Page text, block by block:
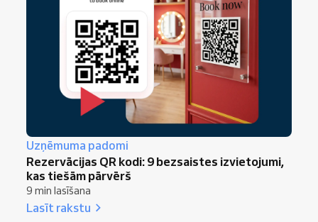
Uzņēmuma padomi
Rezervācijas QR kodi: 9 bezsaistes izvietojumi,
kas tiešām pārvērš
9 min lasīšana
Lasīt rakstu